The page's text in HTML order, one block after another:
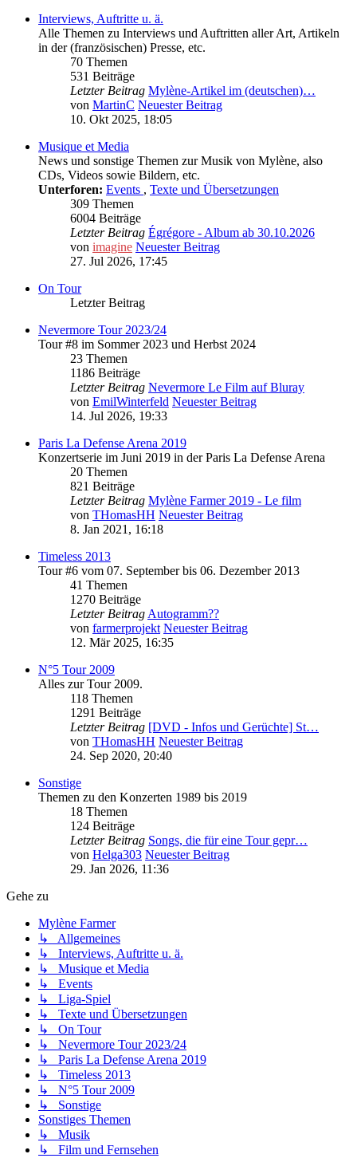
Interviews, Auftritte u. ä.
Alle Themen zu Interviews und Auftritten aller Art, Artikeln
in der (französischen) Presse, etc.
70 Themen
531 Beiträge
Letzter Beitrag Mylène-Artikel im (deutschen)…
von MartinC Neuester Beitrag
10. Okt 2025, 18:05
Musique et Media
News und sonstige Themen zur Musik von Mylène, also
CDs, Videos sowie Bildern, etc.
Unterforen: Events , Texte und Übersetzungen
309 Themen
6004 Beiträge
Letzter Beitrag Égrégore - Album ab 30.10.2026
von imagine Neuester Beitrag
27. Jul 2026, 17:45
On Tour
Letzter Beitrag
Nevermore Tour 2023/24
Tour #8 im Sommer 2023 und Herbst 2024
23 Themen
1186 Beiträge
Letzter Beitrag Nevermore Le Film auf Bluray
von EmilWinterfeld Neuester Beitrag
14. Jul 2026, 19:33
Paris La Defense Arena 2019
Konzertserie im Juni 2019 in der Paris La Defense Arena
20 Themen
821 Beiträge
Letzter Beitrag Mylène Farmer 2019 - Le film
von THomasHH Neuester Beitrag
8. Jan 2021, 16:18
Timeless 2013
Tour #6 vom 07. September bis 06. Dezember 2013
41 Themen
1270 Beiträge
Letzter Beitrag Autogramm??
von farmerprojekt Neuester Beitrag
12. Mär 2025, 16:35
N°5 Tour 2009
Alles zur Tour 2009.
118 Themen
1291 Beiträge
Letzter Beitrag [DVD - Infos und Gerüchte] St…
von THomasHH Neuester Beitrag
24. Sep 2020, 20:40
Sonstige
Themen zu den Konzerten 1989 bis 2019
18 Themen
124 Beiträge
Letzter Beitrag Songs, die für eine Tour gepr…
von Helga303 Neuester Beitrag
29. Jan 2026, 11:36
Gehe zu
Mylène Farmer
↳ Allgemeines
↳ Interviews, Auftritte u. ä.
↳ Musique et Media
↳ Events
↳ Liga-Spiel
↳ Texte und Übersetzungen
↳ On Tour
↳ Nevermore Tour 2023/24
↳ Paris La Defense Arena 2019
↳ Timeless 2013
↳ N°5 Tour 2009
↳ Sonstige
Sonstiges Themen
↳ Musik
↳ Film und Fernsehen